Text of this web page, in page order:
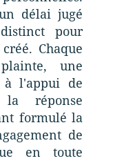
délai jugé
pour
Chaque
une
à l'appui de
réponse
formulé la
de
en toute